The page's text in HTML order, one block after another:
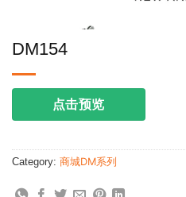
DM154
点击预览
Category: 商城DM系列